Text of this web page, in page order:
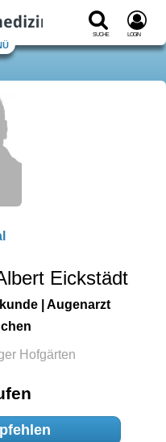
Suche Login
Eickstädt
| Augenarzt
Hofgärten